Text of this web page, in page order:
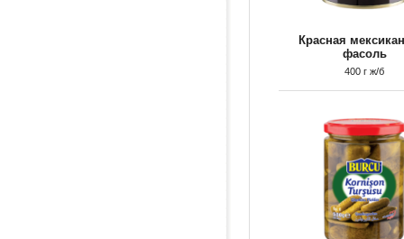
Красная
фасоль
400 г ж/б